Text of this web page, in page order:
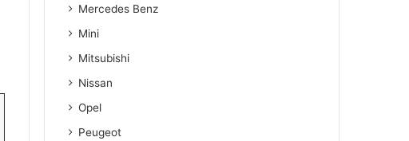
Mercedes Benz
Mini
Mitsubishi
Nissan
Opel
Peugeot